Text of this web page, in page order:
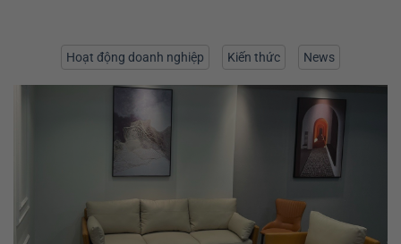
Hoạt động doanh nghiệp Kiến thức News
Tư vấn nội thất
Tư vấn nội thất phòng ăn Tư vấn nội thất phòng khách
Tư vấn nội thất văn phòng
Về chúng tôi